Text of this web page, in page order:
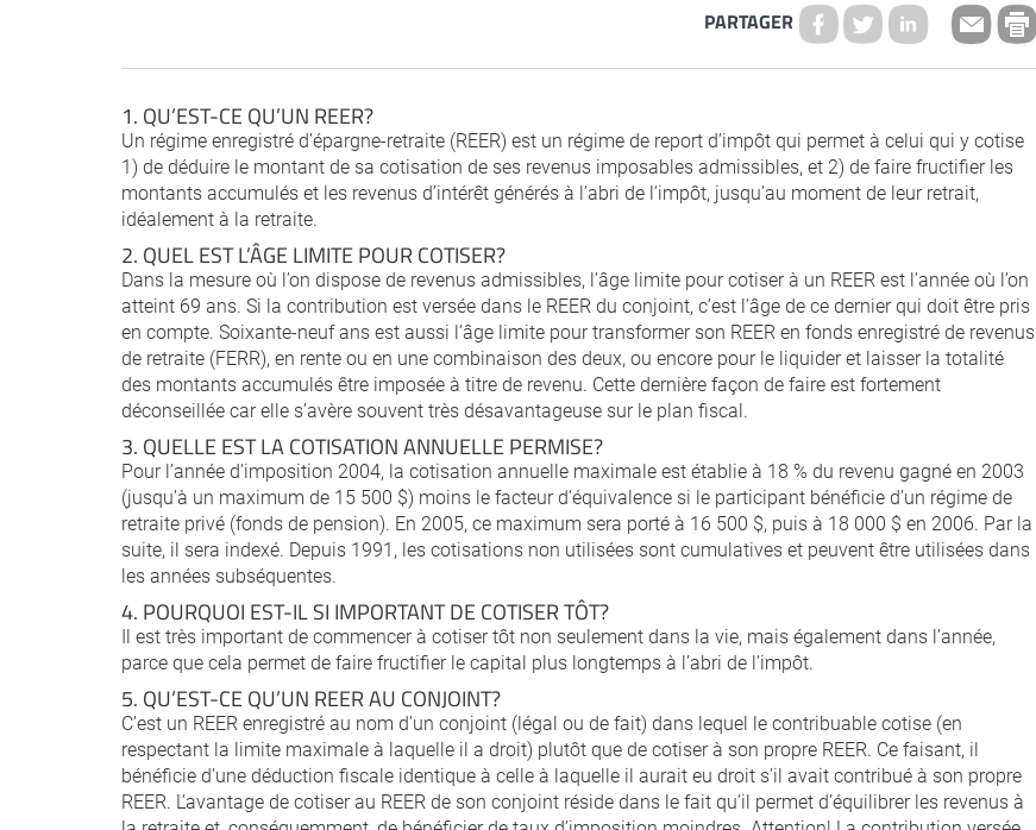
PARTAGER
1. QU’EST-CE QU’UN REER?
Un régime enregistré d’épargne-retraite (REER) est un régime de report d’impôt qui permet à celui qui y cotise
1) de déduire le montant de sa cotisation de ses revenus imposables admissibles, et 2) de faire fructifier les
montants accumulés et les revenus d’intérêt générés à l’abri de l’impôt, jusqu’au moment de leur retrait,
idéalement à la retraite.
2. QUEL EST L’ÂGE LIMITE POUR COTISER?
Dans la mesure où l’on dispose de revenus admissibles, l’âge limite pour cotiser à un REER est l’année où l’on
atteint 69 ans. Si la contribution est versée dans le REER du conjoint, c’est l’âge de ce dernier qui doit être pris
en compte. Soixante-neuf ans est aussi l’âge limite pour transformer son REER en fonds enregistré de revenus
de retraite (FERR), en rente ou en une combinaison des deux, ou encore pour le liquider et laisser la totalité
des montants accumulés être imposée à titre de revenu. Cette dernière façon de faire est fortement
déconseillée car elle s’avère souvent très désavantageuse sur le plan fiscal.
3. QUELLE EST LA COTISATION ANNUELLE PERMISE?
Pour l’année d’imposition 2004, la cotisation annuelle maximale est établie à 18 % du revenu gagné en 2003
(jusqu’à un maximum de 15 500 $) moins le facteur d’équivalence si le participant bénéficie d’un régime de
retraite privé (fonds de pension). En 2005, ce maximum sera porté à 16 500 $, puis à 18 000 $ en 2006. Par la
suite, il sera indexé. Depuis 1991, les cotisations non utilisées sont cumulatives et peuvent être utilisées dans
les années subséquentes.
4. POURQUOI EST-IL SI IMPORTANT DE COTISER TÔT?
Il est très important de commencer à cotiser tôt non seulement dans la vie, mais également dans l’année,
parce que cela permet de faire fructifier le capital plus longtemps à l’abri de l’impôt.
5. QU’EST-CE QU’UN REER AU CONJOINT?
C’est un REER enregistré au nom d’un conjoint (légal ou de fait) dans lequel le contribuable cotise (en
respectant la limite maximale à laquelle il a droit) plutôt que de cotiser à son propre REER. Ce faisant, il
bénéficie d’une déduction fiscale identique à celle à laquelle il aurait eu droit s’il avait contribué à son propre
REER. L’avantage de cotiser au REER de son conjoint réside dans le fait qu’il permet d’équilibrer les revenus à